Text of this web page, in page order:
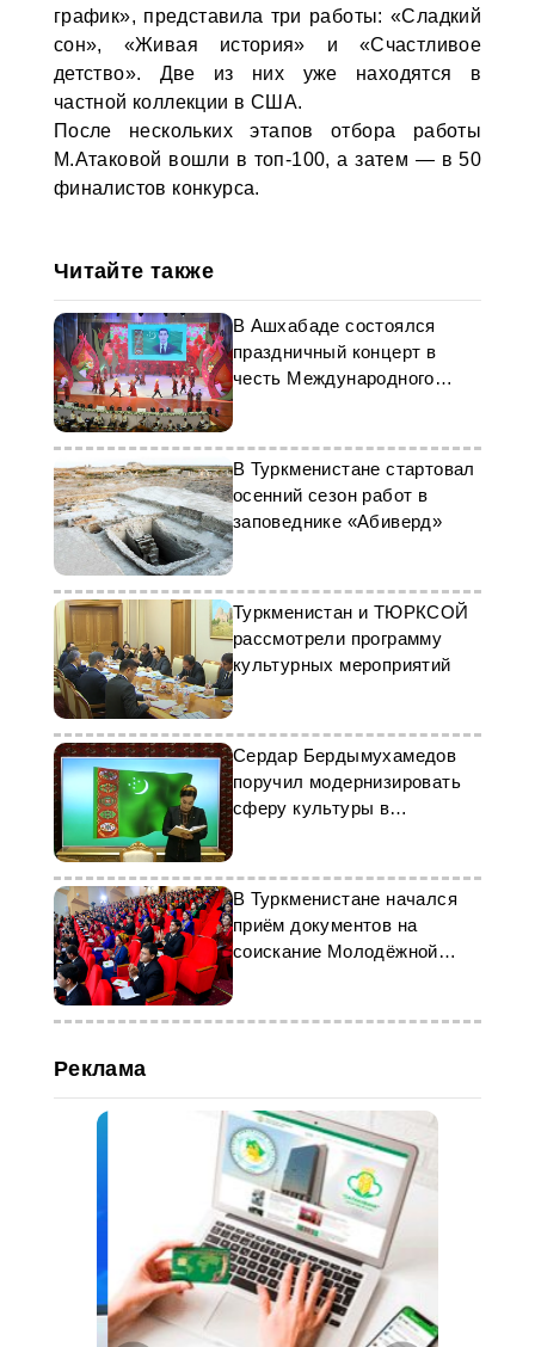
график», представила три работы: «Сладкий
сон», «Живая история» и «Счастливое
детство». Две из них уже находятся в
частной коллекции в США.
После нескольких этапов отбора работы
М.Атаковой вошли в топ-100, а затем — в 50
финалистов конкурса.
Читайте также
В Ашхабаде состоялся
праздничный концерт в
честь Международного
женского дня
В Туркменистане стартовал
осенний сезон работ в
заповеднике «Абиверд»
Туркменистан и ТЮРКСОЙ
рассмотрели программу
культурных мероприятий
Сердар Бердымухамедов
поручил модернизировать
сферу культуры в
требованиями времени
В Туркменистане начался
приём документов на
соискание Молодёжной
премии
Реклама